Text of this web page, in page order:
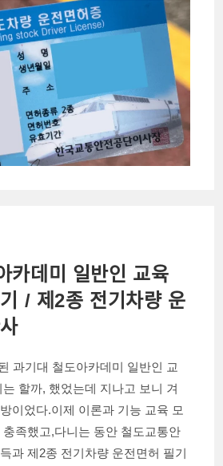
일반인 교육
/ 제2종 전기차량 운
과기대 철도아카데미 일반인 교
할까, 했었는데 지나고 보니 겨
이었다.이제 이론과 기능 교육 모
족했고,다니는 동안 철도교통안
과 제2종 전기차량 운전면허 필기